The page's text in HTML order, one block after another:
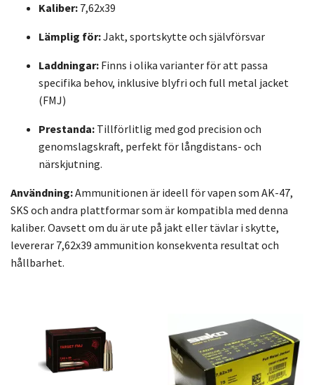
Kaliber: 7,62x39
Lämplig för:Jakt, sportskytte och självförsvar
Laddningar: Finns i olika varianter för att passa
specifika behov, inklusive blyfri och full metal jacket
(FMJ)
Prestanda: Tillförlitlig med god precision och
genomslagskraft, perfekt för långdistans- och
närskjutning.
Användning:Ammunitionen är ideell för vapen som AK-47,
SKS och andra plattformar som är kompatibla med denna
kaliber. Oavsett om du är ute på jakt eller tävlar i skytte,
levererar 7,62x39 ammunition konsekventa resultat och
hållbarhet.